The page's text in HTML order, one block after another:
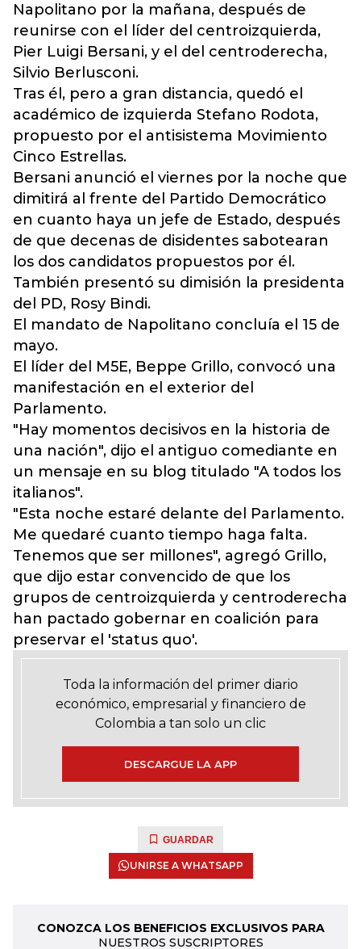
Napolitano por la mañana, después de
reunirse con el líder del centroizquierda,
Pier Luigi Bersani, y el del centroderecha,
Silvio Berlusconi.
Tras él, pero a gran distancia, quedó el
académico de izquierda Stefano Rodota,
propuesto por el antisistema Movimiento
Cinco Estrellas.
Bersani anunció el viernes por la noche que
dimitirá al frente del Partido Democrático
en cuanto haya un jefe de Estado, después
de que decenas de disidentes sabotearan
los dos candidatos propuestos por él.
También presentó su dimisión la presidenta
del PD, Rosy Bindi.
El mandato de Napolitano concluía el 15 de
mayo.
El líder del M5E, Beppe Grillo, convocó una
manifestación en el exterior del
Parlamento.
"Hay momentos decisivos en la historia de
una nación", dijo el antiguo comediante en
un mensaje en su blog titulado "A todos los
italianos".
"Esta noche estaré delante del Parlamento.
Me quedaré cuanto tiempo haga falta.
Tenemos que ser millones", agregó Grillo,
que dijo estar convencido de que los
grupos de centroizquierda y centroderecha
han pactado gobernar en coalición para
preservar el 'status quo'.
Toda la información del primer diario
económico, empresarial y financiero de
Colombia a tan solo un clic
DESCARGUE LA APP
GUARDAR
UNIRSE A WHATSAPP
CONOZCA LOS BENEFICIOS EXCLUSIVOS PARA
NUESTROS SUSCRIPTORES